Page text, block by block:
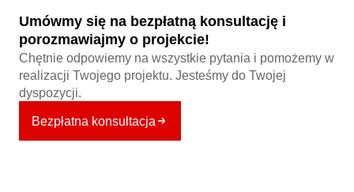
Umówmy się na bezpłatną konsultację i
porozmawiajmy o projekcie!
Chętnie odpowiemy na wszystkie pytania i pomożemy w
realizacji Twojego projektu. Jesteśmy do Twojej
dyspozycji.
Bezpłatna konsultacja